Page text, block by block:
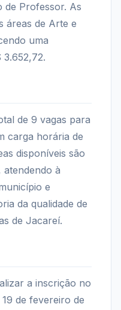
de Professor. As
áreas de Arte e
uma
de 9 vagas para
carga horária de
disponíveis são
atendendo à
e
da qualidade de
de Jacareí.
a inscrição no
de fevereiro de